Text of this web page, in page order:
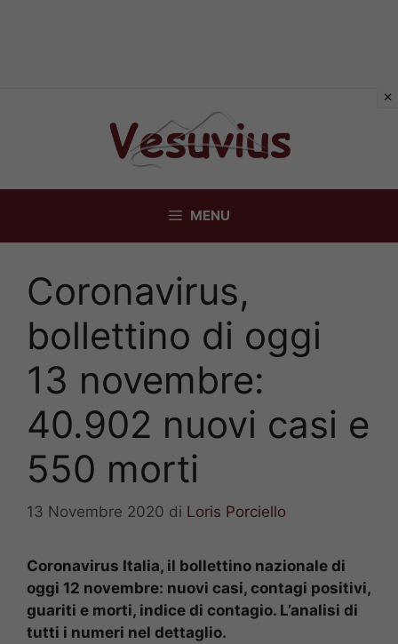
MENU
Coronavirus,
bollettino di oggi
13 novembre:
40.902 nuovi casi e
550 morti
13 Novembre 2020 di Loris Porciello
Coronavirus Italia, il bollettino nazionale di
oggi 12 novembre: nuovi casi, contagi positivi,
guariti e morti, indice di contagio. L’analisi di
tutti i numeri nel dettaglio.